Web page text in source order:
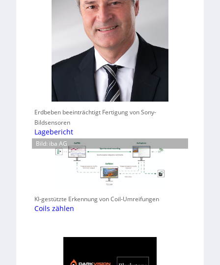
Erdbeben beeinträchtigt Fertigung von Sony-
Bildsensoren
Lagebericht
Bild: iba AG
KI-gestützte Erkennung von Coil-Umreifungen
Coils zählen